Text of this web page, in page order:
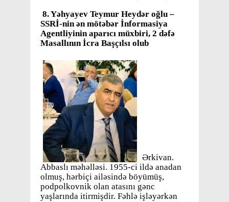
8. Yəhyayev Teymur Heydər oğlu –
SSRİ-nin ən mötəbər İnformasiya
Agentliyinin aparıcı müxbiri, 2 dəfə
Masallının İcra Başçılsı olub
Ərkivan.
Abbaslı məhəlləsi. 1955-ci ildə anadan
olmuş, hərbiçi ailəsində böyümüş,
podpolkovnik olan atasını gənc
yaşlarında itirmişdir. Fəhlə işləyərkən